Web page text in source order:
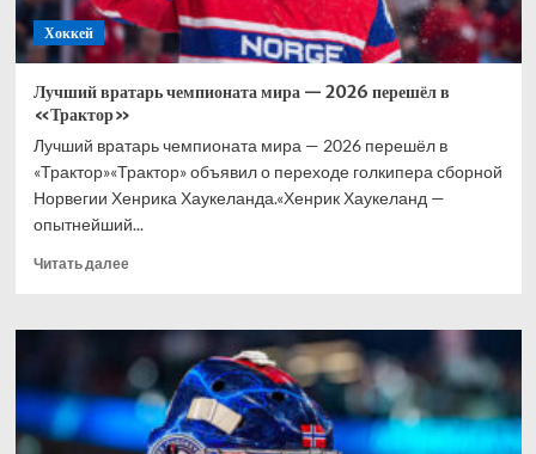
Хоккей
Лучший вратарь чемпионата мира — 2026 перешёл в
«Трактор»
Лучший вратарь чемпионата мира — 2026 перешёл в
«Трактор»«Трактор» объявил о переходе голкипера сборной
Норвегии Хенрика Хаукеланда.«Хенрик Хаукеланд —
опытнейший...
Читать далееПрочитать
Лучший
вратарь
чемпионата
мира
—
2026